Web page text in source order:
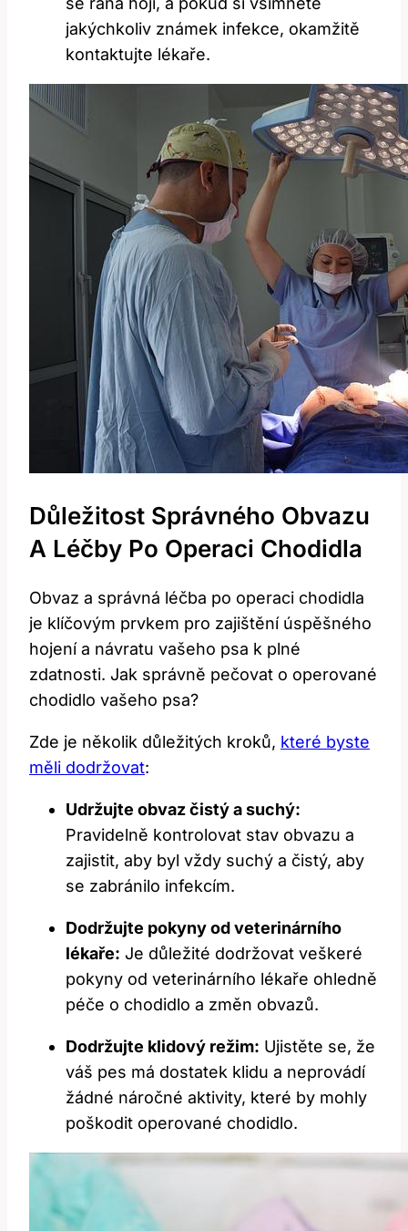
jakýchkoliv známek infekce, okamžitě
kontaktujte lékaře.
Důležitost Správného Obvazu
A Léčby Po Operaci Chodidla
Obvaz a správná léčba po operaci chodidla
je klíčovým prvkem pro zajištění úspěšného
hojení a návratu vašeho psa k plné
zdatnosti. Jak správně pečovat o operované
chodidlo vašeho psa?
Zde je několik důležitých kroků, které byste
měli dodržovat:
Udržujte obvaz čistý a suchý:
Pravidelně kontrolovat stav obvazu a
zajistit, aby byl vždy suchý a čistý, aby
se zabránilo infekcím.
Dodržujte pokyny od veterinárního
lékaře: Je důležité dodržovat veškeré
pokyny od veterinárního lékaře ohledně
péče o chodidlo a změn obvazů.
Dodržujte klidový režim: Ujistěte se, že
váš pes má dostatek klidu a neprovádí
žádné náročné aktivity, které by mohly
poškodit operované chodidlo.